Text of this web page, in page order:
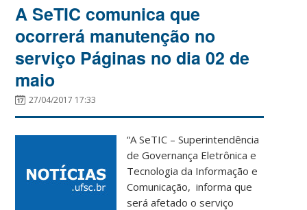
A SeTIC comunica que
ocorrerá manutenção no
serviço Páginas no dia 02 de
maio
27/04/2017 17:33
“A SeTIC – Superintendência
de Governança Eletrônica e
Tecnologia da Informação e
Comunicação, informa que
será afetado o serviço